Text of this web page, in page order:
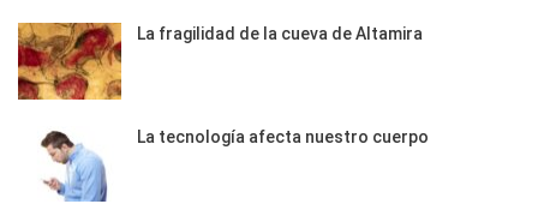
La fragilidad de la cueva de Altamira
La tecnología afecta nuestro cuerpo